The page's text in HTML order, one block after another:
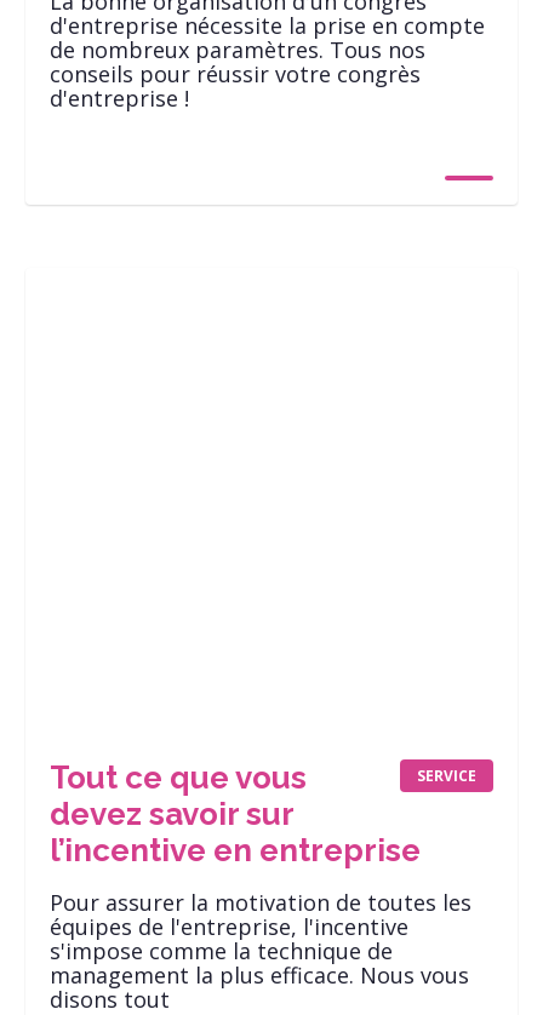
d'entreprise nécessite la prise en compte
de nombreux paramètres. Tous nos
conseils pour réussir votre congrès
d'entreprise !
SERVICE
Tout ce que vous
devez savoir sur
l’incentive en entreprise
Pour assurer la motivation de toutes les
équipes de l'entreprise, l'incentive
s'impose comme la technique de
management la plus efficace. Nous vous
disons tout